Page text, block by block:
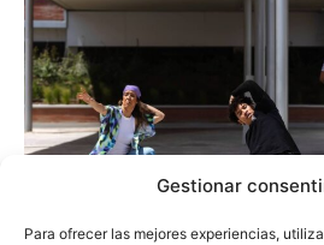
Gestionar
Para ofrecer las mejores experiencias,